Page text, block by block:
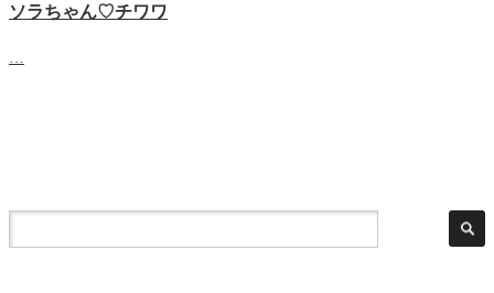
ソラちゃん♡‬チワワ